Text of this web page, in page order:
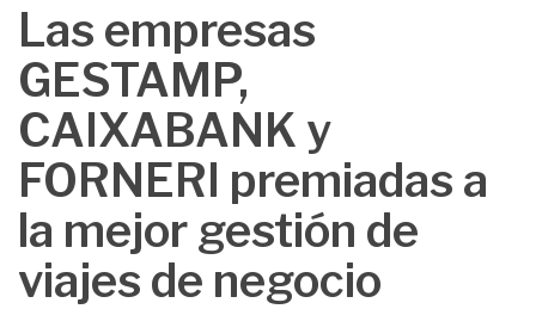
Las empresas
GESTAMP,
CAIXABANK y
FORNERI premiadas a
la mejor gestión de
viajes de negocio